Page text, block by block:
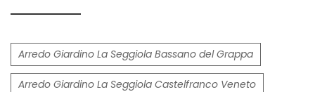
Arredo Giardino La Seggiola Bassano del Grappa
Arredo Giardino La Seggiola Castelfranco Veneto